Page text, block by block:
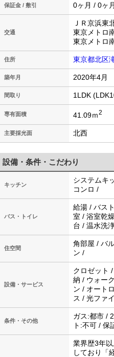
保証金 / 敷引 0ヶ月 / 0ヶ月
交通
ＪＲ京浜東
東京メトロ
東京メトロ
住所 東京都北区
築年月 2020年4月
間取り 1LDK
専有面積 41.09ｍ2
主要採光面 北西
設備・条件・こだわり
キッチン
システムキ
コンロ /
バス・トイレ
給湯 / バス
室 / 浴室乾
台 / 温水洗
住空間
角部屋 / バ
ン /
設備・サービス
クロゼット
納 / ウォー
ン / オート
ス / 光ファ
条件・その他
ガス:都市 /
ト:不可 / 保
業界歴3年
しており「